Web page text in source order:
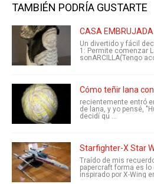
TAMBIÉN PODRÍA GUSTARTE
CASA
Un divertido y fácil
1: Permite comenzar
sonARCILLA(Tengo
Cómo teñir lana
recientemente entró
de lana, y yo pensé,
decidí qu ...
Starfighter-X Star
Traído de mis
papercraft forma es lo
inspirado por X-Wing en